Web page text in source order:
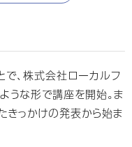
、株式会社ローカルフ
うな形で講座を開始。ま
きっかけの発表から始ま